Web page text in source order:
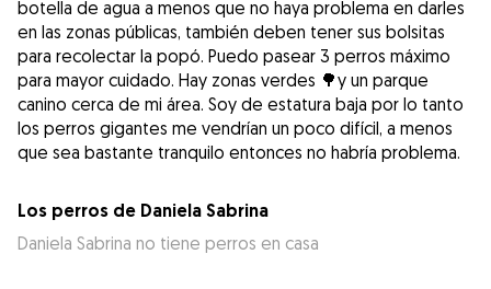
botella de agua a menos que no haya problema en darles
en las zonas públicas, también deben tener sus bolsitas
para recolectar la popó. Puedo pasear 3 perros máximo
para mayor cuidado. Hay zonas verdes 🌳y un parque
canino cerca de mi área. Soy de estatura baja por lo tanto
los perros gigantes me vendrían un poco difícil, a menos
que sea bastante tranquilo entonces no habría problema.
Los perros de Daniela Sabrina
Daniela Sabrina no tiene perros en casa